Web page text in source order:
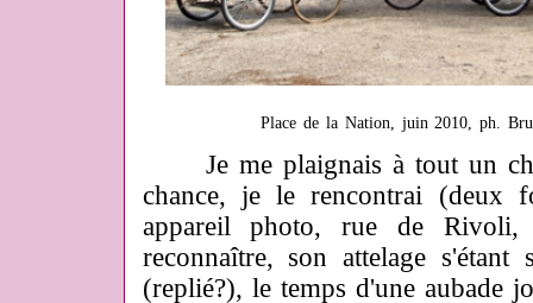
Place de la Nation, juin 2010, ph.
Je me plaignais à tout un
chance, je le rencontrai (deux
appareil photo, rue de
reconnaître, son attelage s'étant
(replié?), le temps d'une aubade